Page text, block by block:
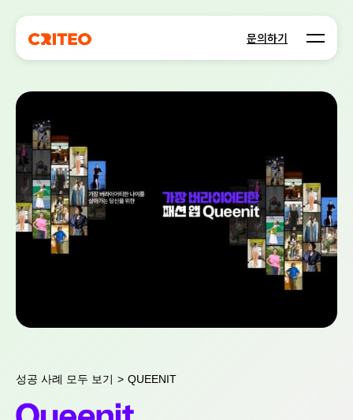
문의하기 Open
성공 사례 모두 보기 > QUEENIT